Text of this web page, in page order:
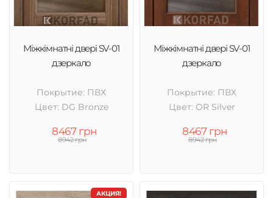
Міжкімнатні двері SV-01
дзеркало
Покрытие: ПВХ
Цвет: DG Bronze
8467 грн
8942 грн
Міжкімнатні двері SV-01
дзеркало
Покрытие: ПВХ
Цвет: OR Silver
8467 грн
8942 грн
АКЦИЯ!